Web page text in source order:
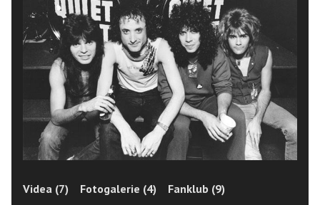
Videa (7) Fotogalerie (4) Fanklub (9)